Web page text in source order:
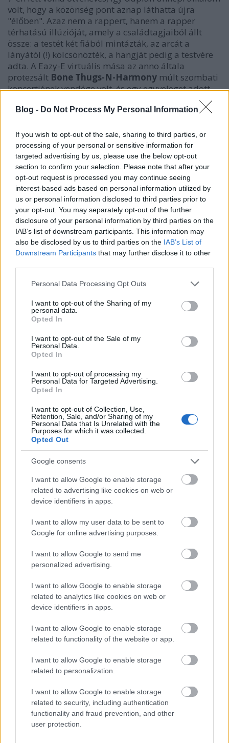
Blog - Do Not Process My Personal Information
If you wish to opt-out of the sale, sharing to third parties, or
processing of your personal or sensitive information for
targeted advertising by us, please use the below opt-out
section to confirm your selection. Please note that after your
opt-out request is processed you may continue seeing
interest-based ads based on personal information utilized by
us or personal information disclosed to third parties prior to
your opt-out. You may separately opt-out of the further
disclosure of your personal information by third parties on the
IAB’s list of downstream participants. This information may
also be disclosed by us to third parties on the IAB’s List of
Downstream Participants that may further disclose it to other
Please note that this website/app uses one or more Google
not limited to your visit or usage behaviour. You may click to
grant or deny consent to Google and its third-party tags to
use your data for below specified purposes in below Google
consent section.
Personal Data Processing Opt Outs
I want to opt-out of the Sharing of my
personal data.
Opted In
I want to opt-out of the Sale of my
Personal Data.
Opted In
I want to opt-out of processing my
Personal Data for Targeted Advertising.
Opted In
I want to opt-out of Collection, Use,
Retention, Sale, and/or Sharing of my
Personal Data that Is Unrelated with the
Purposes for which it was collected.
Opted Out
Google consents
I want to allow Google to enable storage
related to advertising like cookies on web or
device identifiers in apps.
I want to allow my user data to be sent to
Google for online advertising purposes.
I want to allow Google to send me
personalized advertising.
I want to allow Google to enable storage
related to analytics like cookies on web or
device identifiers in apps.
I want to allow Google to enable storage
related to functionality of the website or app.
I want to allow Google to enable storage
related to personalization.
I want to allow Google to enable storage
related to security, including authentication
functionality and fraud prevention, and other
user protection.
volt, hogy a közönség pont aznap láthatta újra
"élőben". Azaz nem a rappert, hanem a rapper
térhatású illúzióját, amely a családtagjaiból állt
össze: a testét két fiából mintázták, az arcát a
lányától (!) kölcsönözték, a hangját pedig a testvére
adta. A Eazy-E virtuális mása az anno általa
protezsált Bone Thugs-N-Harmony múlt szombati
koncertjének vendége volt, és egy egyveleget adott
Muthaphuckkin G's, aStraight Outta Compton, aBoyz
másnap, vasárnap került sor a Rock The Bells
fesztiválon a kaliforniai San Bernardinóban. A
drogtúladagolás okozta 2004-ben, utoljára négy
hónappal a halála előtt lépett színpadra a Wu-
Tanggel, méghozzá az első Rock The Bells-en, szóval
az ő életre keltésének is van apropója. ODB-t az
egyik fia "testesíti meg", a hangja rekonstruálásában
pedig egyik unokaöccse vett részt. A rapper mása a
két legnagyobb száma, aShame on a Nigga és a
Shimmy Shimmy Yaegyvelegével dobja fel a Wu-
Tang Clan koncertjét, így: